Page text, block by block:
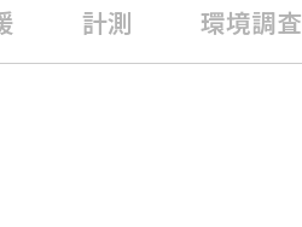
計測 環境調査